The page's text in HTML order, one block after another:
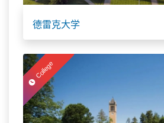
德雷克大学
College